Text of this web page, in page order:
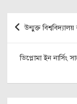
Post
navigation
উন্মুক্ত
ডিপ্লোমা ইন নার্সিং